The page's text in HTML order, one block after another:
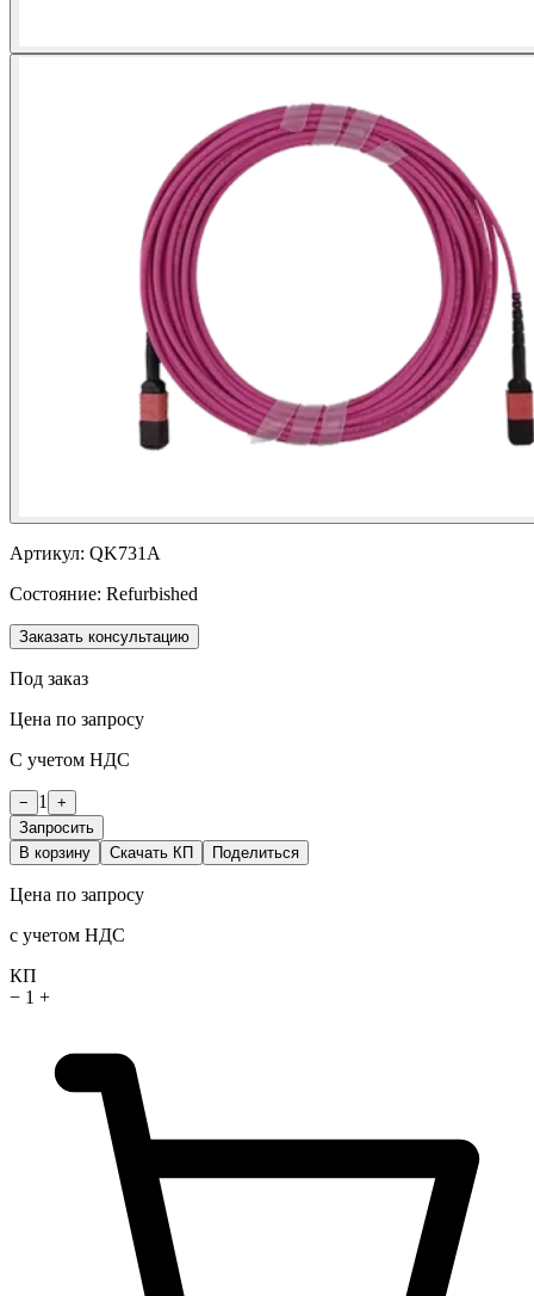
Артикул: QK731A
Состояние: Refurbished
Заказать консультацию
Под заказ
Цена по запросу
С учетом НДС
− 1
+
Запросить
В корзину
Скачать КП Поделиться
Цена по запросу
с учетом НДС
КП
− 1 +